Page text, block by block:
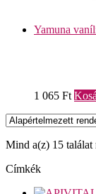
Yamuna
1 065 Ft
Mind a(z) 15 találat
Címkék